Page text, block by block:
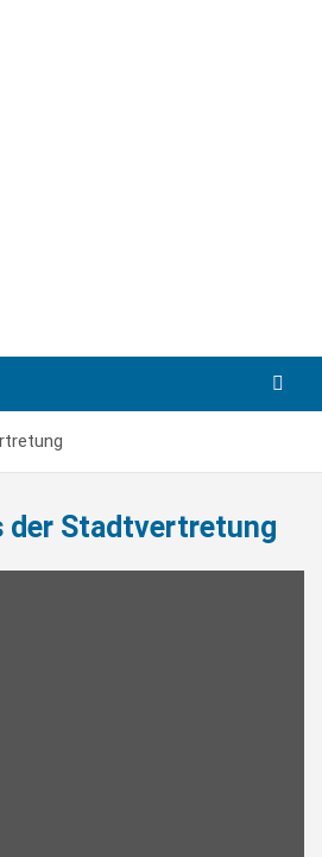
der Stadtvertretung